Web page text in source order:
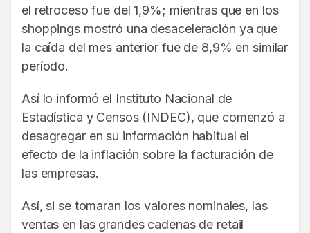
el retroceso fue del 1,9%; mientras que en los
shoppings mostró una desaceleración ya que
la caída del mes anterior fue de 8,9% en similar
período.
Así lo informó el Instituto Nacional de
Estadística y Censos (INDEC), que comenzó a
desagregar en su información habitual el
efecto de la inflación sobre la facturación de
las empresas.
Así, si se tomaran los valores nominales, las
ventas en las grandes cadenas de retail